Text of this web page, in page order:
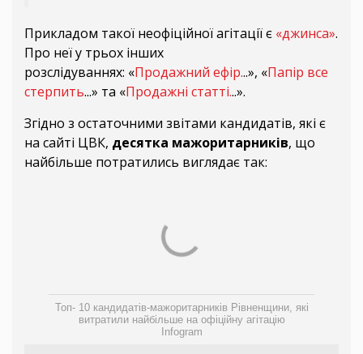
Прикладом такої неофіційної агітації є «джинса».
Про неї у трьох інших
розслідуваннях: «Продажний ефір...», «Папір все
стерпить...» та «Продажні статті...».
Згідно з остаточними звітами кандидатів, які є
на сайті ЦВК, десятка мажоритарників, що
найбільше потратились виглядає так:
Топ- 10 кандидатів-мажоритарників Рівненщини, які
витратили найбільше на офіційну агітацію
Infogram